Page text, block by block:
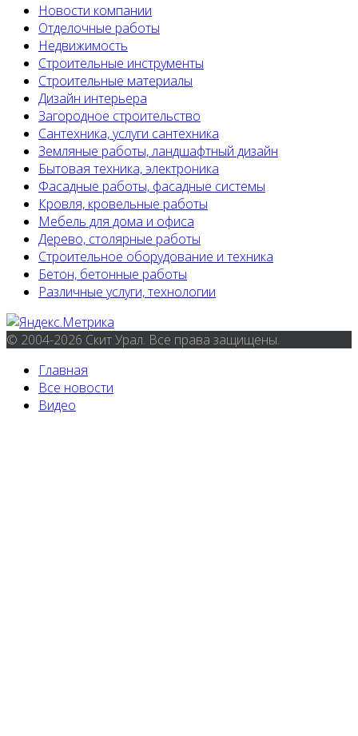
Новости компании
Отделочные работы
Недвижимость
Строительные инструменты
Строительные материалы
Дизайн интерьера
Загородное строительство
Сантехника, услуги сантехника
Земляные работы, ландшафтный дизайн
Бытовая техника, электроника
Фасадные работы, фасадные системы
Кровля, кровельные работы
Мебель для дома и офиса
Дерево, столярные работы
Строительное оборудование и техника
Бетон, бетонные работы
Различные услуги, технологии
© 2004-2026 Скит Урал. Все права защищены.
Главная
Все новости
Видео